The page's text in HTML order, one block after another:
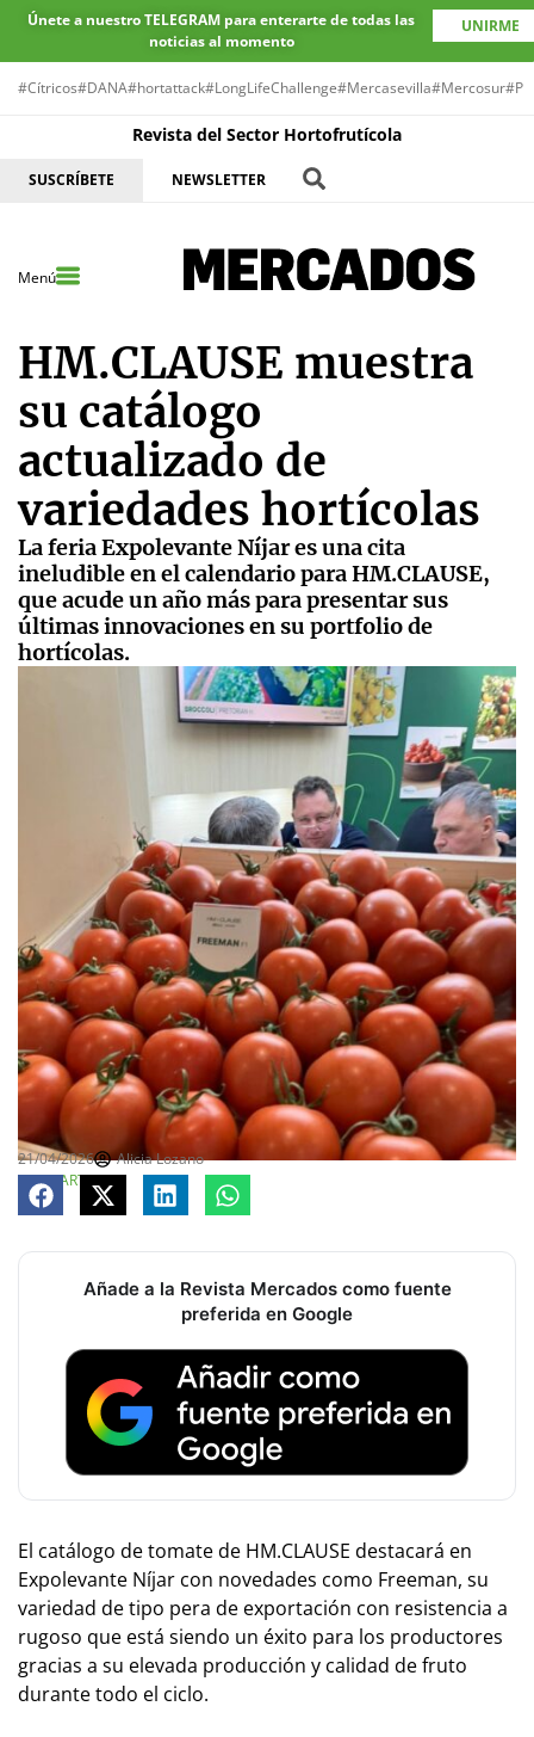
Únete a nuestro TELEGRAM para enterarte de todas las
noticias al momento
UNIRME
#Cítricos#DANA#hortattack#LongLifeChallenge#Mercasevilla#Mercosur
Revista del Sector Hortofrutícola
SUSCRÍBETE NEWSLETTER
Menú
HM.CLAUSE muestra
su catálogo
actualizado de
variedades hortícolas
La feria Expolevante Níjar es una cita
ineludible en el calendario para HM.CLAUSE,
que acude un año más para presentar sus
últimas innovaciones en su portfolio de
hortícolas.
21/04/2026
Alicia Lozano
COMPARTE
Añade a la Revista Mercados como fuente
preferida en Google
El catálogo de tomate de HM.CLAUSE destacará en
Expolevante Níjar con novedades como Freeman, su
variedad de tipo pera de exportación con resistencia a
rugoso que está siendo un éxito para los productores
gracias a su elevada producción y calidad de fruto
durante todo el ciclo.